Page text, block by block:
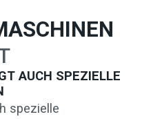
AUCH SPEZIELLE
spezielle